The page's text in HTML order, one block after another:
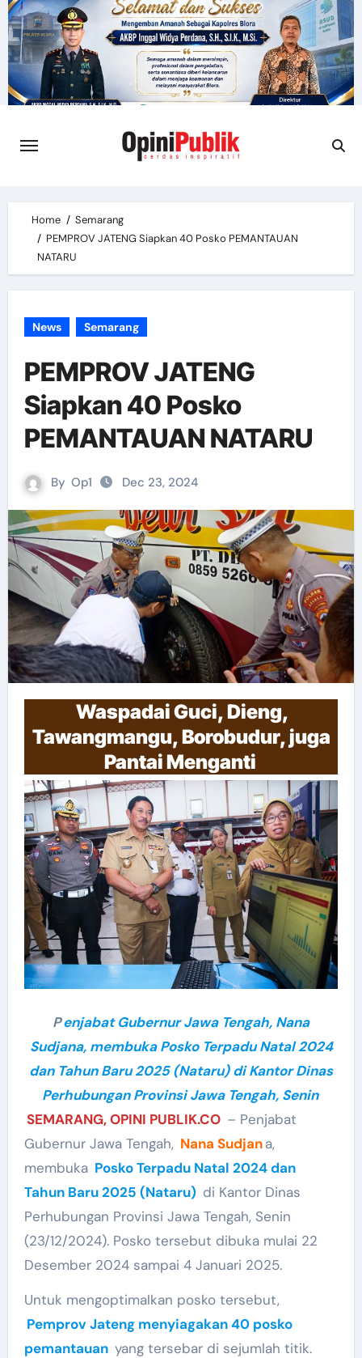
Skip
to
content
Home
Semarang
PEMPROV JATENG Siapkan 40 Posko PEMANTAUAN
NATARU
News Semarang
PEMPROV JATENG
Siapkan 40 Posko
PEMANTAUAN NATARU
By Op1 Dec 23, 2024
Waspadai Guci, Dieng,
Tawangmangu, Borobudur, juga
Pantai Menganti
Penjabat Gubernur Jawa Tengah, Nana
Sudjana, membuka Posko Terpadu Natal 2024
dan Tahun Baru 2025 (Nataru) di Kantor Dinas
Perhubungan Provinsi Jawa Tengah, Senin
SEMARANG, OPINI PUBLIK.CO – Penjabat
Gubernur Jawa Tengah, Nana Sudjana,
membuka Posko Terpadu Natal 2024 dan
Tahun Baru 2025 (Nataru) di Kantor Dinas
Perhubungan Provinsi Jawa Tengah, Senin
(23/12/2024). Posko tersebut dibuka mulai 22
Desember 2024 sampai 4 Januari 2025.
Untuk mengoptimalkan posko tersebut,
Pemprov Jateng menyiagakan 40 posko
pemantauan yang tersebar di sejumlah titik.